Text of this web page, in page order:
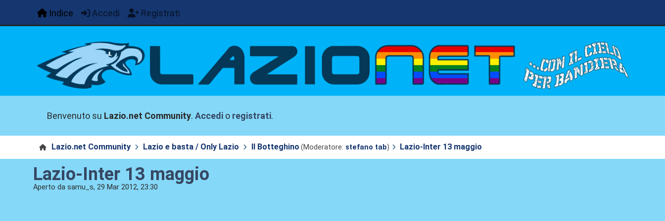
Indice Accedi Registrati
Benvenuto su Lazio.net Community.Accedi o registrati.
Lazio.net Community Lazio e basta / Only Lazio Il Botteghino (Moderatore: stefano tab) Lazio-Inter 13 maggio
Lazio-Inter 13 maggio
Aperto da samu_s, 29 Mar 2012, 23:30